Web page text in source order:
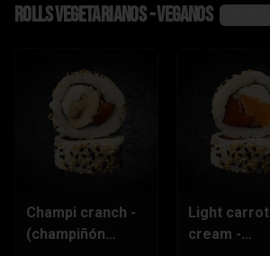
Rolls vegetarianos - veganos
Champi cranch -
(champiñón
Light carrot
cream -